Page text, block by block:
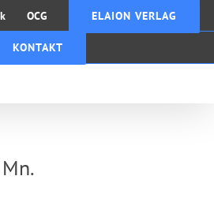
OCG ELAION VERLAG
KONTAKT